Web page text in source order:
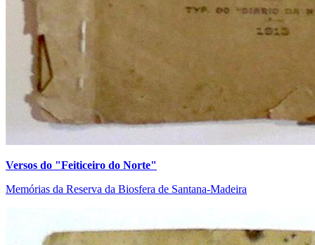
Versos do "Feiticeiro do Norte"
Memórias da Reserva da Biosfera de Santana-Madeira